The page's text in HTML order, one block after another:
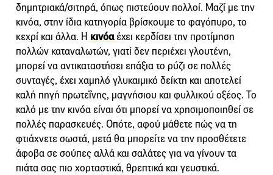
δημητριακά/σιτηρά, όπως πιστεύουν πολλοί. Μαζί με την
κινόα, στην ίδια κατηγορία βρίσκουμε το φαγόπυρο, το
κεχρί και άλλα. Η κινόαέχει κερδίσει την προτίμηση
πολλών καταναλωτών, γιατί δεν περιέχει γλουτένη,
μπορεί να αντικαταστήσει επάξια το ρύζι σε πολλές
συνταγές, έχει χαμηλό γλυκαιμικό δείκτη και αποτελεί
καλή πηγή πρωτεΐνης, μαγνήσιου και φυλλικού οξέος. Το
καλό με την κινόα είναι ότι μπορεί να χρησιμοποιηθεί σε
πολλές παρασκευές. Οπότε, αφού μάθετε πώς να τη
φτιάχνετε σωστά, μετά θα μπορείτε να την προσθέτετε
άφοβα σε σούπες αλλά και σαλάτες για να γίνουν τα
πιάτα σας πιο χορταστικά, θρεπτικά και γευστικά.